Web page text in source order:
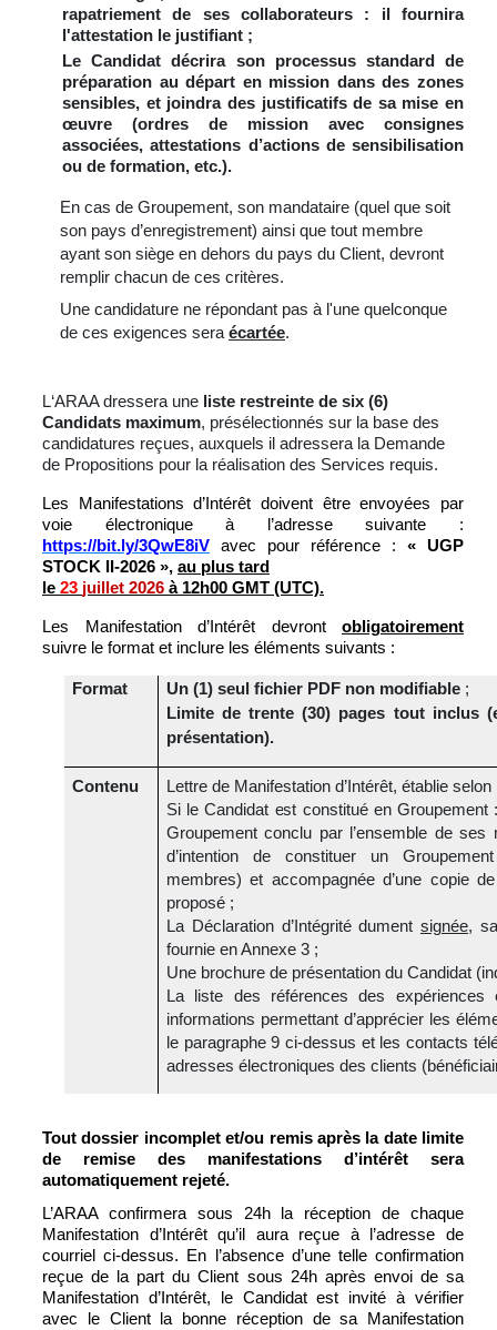
rapatriement de ses collaborateurs : il fournira
l'attestation le justifiant ;
Le Candidat décrira son processus standard de
préparation au départ en mission dans des zones
sensibles, et joindra des justificatifs de sa mise en
œuvre (ordres de mission avec consignes
associées, attestations d’actions de sensibilisation
ou de formation, etc.).
En cas de Groupement, son mandataire (quel que soit
son pays d’enregistrement) ainsi que tout membre
ayant son siège en dehors du pays du Client, devront
remplir chacun de ces critères.
Une candidature ne répondant pas à l'une quelconque
de ces exigences sera écartée.
L‘ARAA dressera une liste restreinte de six (6)
Candidats maximum, présélectionnés sur la base des
candidatures reçues, auxquels il adressera la Demande
de Propositions pour la réalisation des Services requis.
Les Manifestations d’Intérêt doivent être envoyées par
voie électronique à l’adresse suivante :
https://bit.ly/3QwE8iV avec pour référence : « UGP
STOCK II-2026 », au plus tard
le 23 juillet 2026 à 12h00 GMT (UTC).
Les Manifestation d’Intérêt devront obligatoirement
suivre le format et inclure les éléments suivants :
Format Un (1) seul fichier PDF non modifiable ;
Limite de trente (30) pages tout inclus
présentation).
Contenu
Lettre de Manifestation d’Intérêt, établie
Si le Candidat est constitué en Groupement
Groupement conclu par l’ensemble de ses
d’intention de constituer un
membres) et accompagnée d’une copie
proposé ;
La Déclaration d’Intégrité dument signée,
fournie en Annexe 3 ;
Une brochure de présentation du Candidat
La liste des références des expériences
informations permettant d’apprécier les
le paragraphe 9 ci-dessus et les contacts
adresses électroniques des clients
Tout dossier incomplet et/ou remis après la date limite
de remise des manifestations d’intérêt sera
automatiquement rejeté.
L’ARAA confirmera sous 24h la réception de chaque
Manifestation d’Intérêt qu’il aura reçue à l’adresse de
courriel ci-dessus. En l’absence d’une telle confirmation
reçue de la part du Client sous 24h après envoi de sa
Manifestation d’Intérêt, le Candidat est invité à vérifier
avec le Client la bonne réception de sa Manifestation